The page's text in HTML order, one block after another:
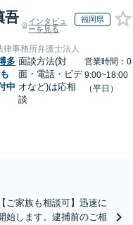
吾
インタビュ
ーを見る
福岡県
律事務所弁護士法人
多
中
面談方法(対
面・電話・ビデ
オなど)は応相
談
営業時間：0
9:00~18:00
（平日）
ご家族も相談可】迅速に
始します。逮捕前のご相